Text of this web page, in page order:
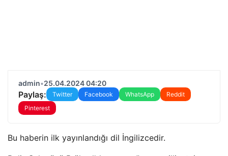
admin•25.04.2024 04:20
Paylaş: Twitter Facebook WhatsApp
Reddit
Pinterest
Bu haberin ilk yayınlandığı dil İngilizcedir.